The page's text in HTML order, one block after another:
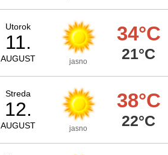
Utorok
11.
AUGUST jasno
34°C
21°C
Streda
12.
AUGUST jasno
38°C
22°C